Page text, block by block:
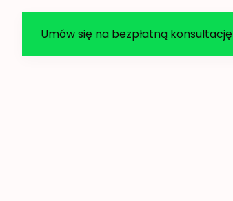
Umów się na bezpłatną konsultację